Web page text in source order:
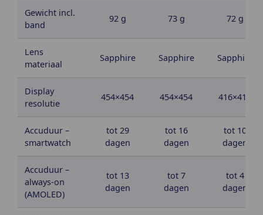
Gewicht incl.
band
92 g 73 g 72 g
Lens
materiaal
Sapphire Sapphire Sapphire
Display
resolutie
454×454 454×454 416×416
Accuduur –
smartwatch
tot 29
dagen
tot 16
dagen
tot 10
dagen
Accuduur –
always-on
(AMOLED)
tot 13
dagen
tot 7
dagen
tot 4
dagen